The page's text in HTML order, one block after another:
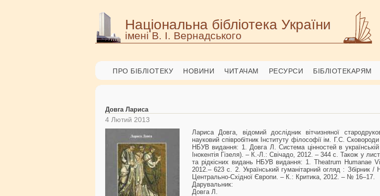
Національна бібліотека України
імені В. І. Вернадського
ПРО БІБЛІОТЕКУ НОВИНИ ЧИТАЧАМ РЕСУРСИ БІБЛІОТЕКАРЯМ
Довга Лариса
4 Лютий 2013
Лариса Довга, відомий дослідник вітчизняної
науковий співробітник Інституту філософії ім. Г.С.
НБУВ видання: 1. Довга Л. Система цінностей в
Інокентія Гізеля). – К.-Л.: Свічадо, 2012. – 344 с. Також у
та рідкісних видань НБУВ видання: 1. Theatrum Humanae
2012.– 623 с. 2. Український гуманітарний огляд : Збірник /
Центрально-Східної Європи. – К.: Критика, 2012. – № 16–17.
Дарувальник:
Довга Л.